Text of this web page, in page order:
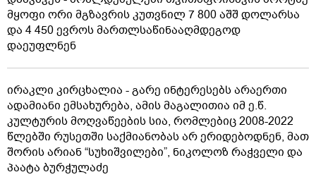
მყოფი ორი მგზავრის კუთვნილ 7 800 აშშ დოლარსა
და 4 450 ევროს მართლსაწინააღმდეგოდ
დაეუფლნენ
ირაკლი კირცხალია - გარე ინტერესებს არაერთი
ადამიანი ემსახურება, ამის მაგალითია იმ ე.წ.
კულტურის მოღვაწეების სია, რომლებიც 2008-2022
წლებში რუსეთში საქმიანობას არ ერიდებოდნენ, მათ
შორის არიან “სუხიშვილები”, ნიკოლოზ რაჭველი და
პაატა ბურჭულაძე